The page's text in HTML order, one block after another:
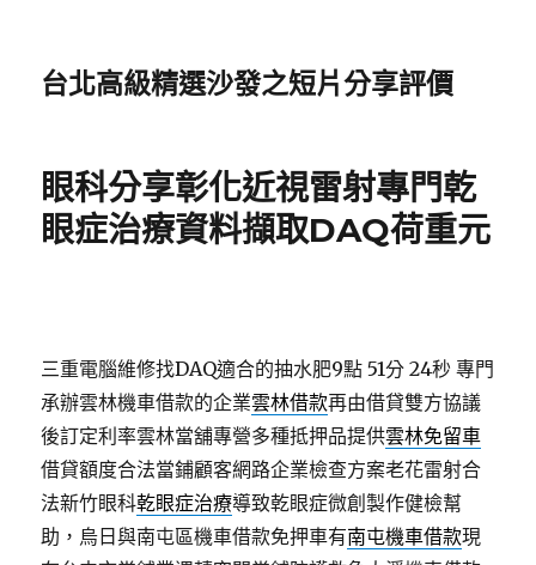
台北高級精選沙發之短片分享評價
眼科分享彰化近視雷射專門乾
眼症治療資料擷取DAQ荷重元
三重電腦維修找DAQ適合的抽水肥9點 51分 24秒 專門
承辦雲林機車借款的企業雲林借款再由借貸雙方協議
後訂定利率雲林當舖專營多種抵押品提供雲林免留車
借貸額度合法當鋪顧客網路企業檢查方案老花雷射合
法新竹眼科乾眼症治療導致乾眼症微創製作健檢幫
助，烏日與南屯區機車借款免押車有南屯機車借款現